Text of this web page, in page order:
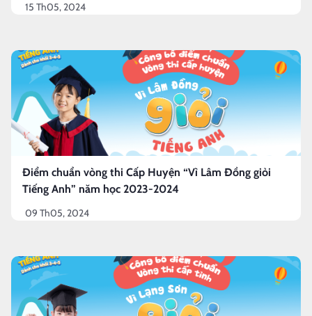
15 Th05, 2024
Điểm chuẩn vòng thi Cấp Huyện “Vì Lâm Đồng giỏi
Tiếng Anh” năm học 2023-2024
09 Th05, 2024